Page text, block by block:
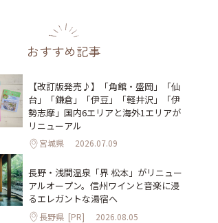
おすすめ記事
【改訂版発売♪】「角館・盛岡」「仙
台」「鎌倉」「伊豆」「軽井沢」「伊
勢志摩」国内6エリアと海外1エリアが
リニューアル
宮城県 2026.07.09
長野・浅間温泉「界 松本」がリニュー
アルオープン。信州ワインと音楽に浸
るエレガントな湯宿へ
長野県 [PR] 2026.08.05